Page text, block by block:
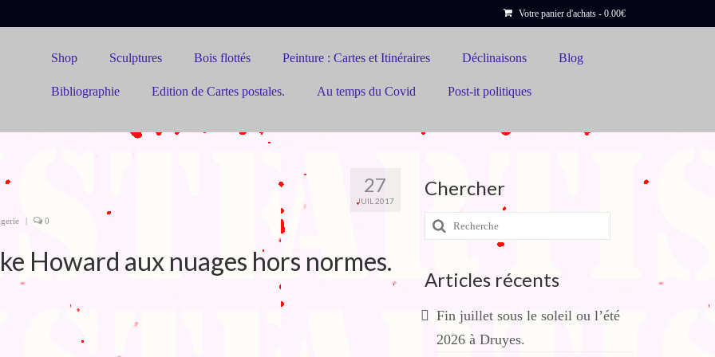
Votre panier d'achats - 0.00€
Shop Sculptures Bois flottés Peinture : Cartes et Itinéraires Déclinaisons Blog
Bibliographie Edition de Cartes postales. Au temps du Covid Post-it politiques
27
JUIL 2017
| 0
Howard aux nuages hors normes.
Chercher
Rechercher
:
Articles récents
Fin juillet sous le soleil ou l’été
2026 à Druyes.